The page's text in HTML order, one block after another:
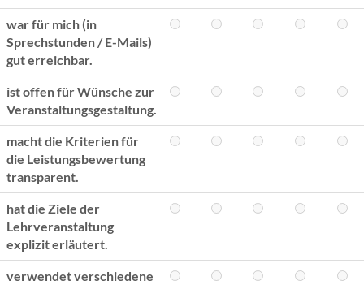
war für mich (in
Sprechstunden / E-Mails)
gut erreichbar.
ist offen für Wünsche zur
Veranstaltungsgestaltung.
macht die Kriterien für
die Leistungsbewertung
transparent.
hat die Ziele der
Lehrveranstaltung
explizit erläutert.
verwendet verschiedene